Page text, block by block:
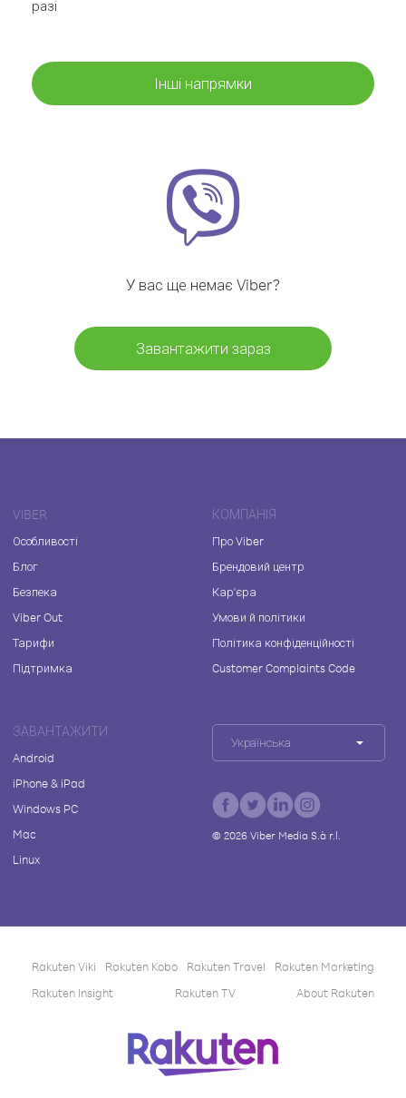
разі
Інші напрямки
У вас ще немає Viber?
Завантажити зараз
VIBER
Особливості
Блог
Безпека
Viber Out
Тарифи
Підтримка
КОМПАНІЯ
Про Viber
Брендовий центр
Кар'єра
Умови й політики
Політика конфіденційності
Customer Complaints Code
ЗАВАНТАЖИТИ
Android
iPhone & iPad
Windows PC
Mac
Linux
Українська
© 2026Viber Media S.à r.l.
Rakuten Viki Rakuten Kobo Rakuten Travel
Rakuten Marketing
Rakuten Insight
Rakuten TV About Rakuten